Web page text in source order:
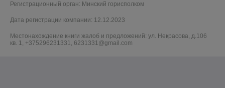
Регистрационный орган: Минский горисполком
Дата регистрации компании: 12.12.2023
Местонахождение книги жалоб и предложений: ул. Некрасова, д.106
кв. 1, +375296231331, 6231331@gmail.com